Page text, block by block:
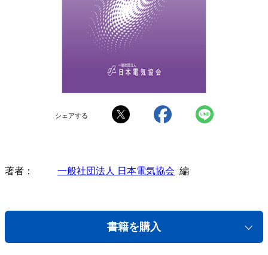
シェアする
著者 一般社団法人 日本電気協会 編
書籍を購入